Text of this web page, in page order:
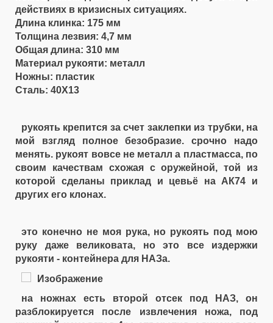
действиях в кризисных ситуациях.
Длина клинка: 175 мм
Толщина лезвия: 4,7 мм
Общая длина: 310 мм
Материал рукояти: металл
Ножны: пластик
Сталь: 40Х13
рукоять крепится за счет заклепки из трубки, на
мой взгляд полное безобразие. срочно надо
менять. рукоят вовсе не металл а пластмасса, по
своим качествам схожая с оружейной, той из
которой сделаны приклад и цевьё на АК74 и
других его клонах.
это конечно не моя рука, но рукоять под мою
руку даже великовата, но это все издержки
рукояти - контейнера для НАЗа.
на ножнах есть второй отсек под НАЗ, он
разблокируется после извлечения ножа, под